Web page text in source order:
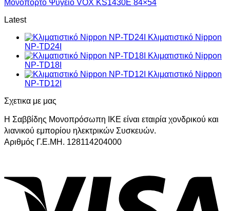
Μονόπορτο Ψυγείο VOX KS1430E 84×54
Latest
Κλιματιστικό Nippon
NP-TD24I
Κλιματιστικό Nippon
NP-TD18I
Κλιματιστικό Nippon
NP-TD12I
Σχετικα με μας
Η Σαββίδης Μονοπρόσωπη ΙΚΕ είναι εταιρία χονδρικού και
λιανικού εμπορίου ηλεκτρικών Συσκευών.
Αριθμός Γ.Ε.ΜΗ. 128114204000